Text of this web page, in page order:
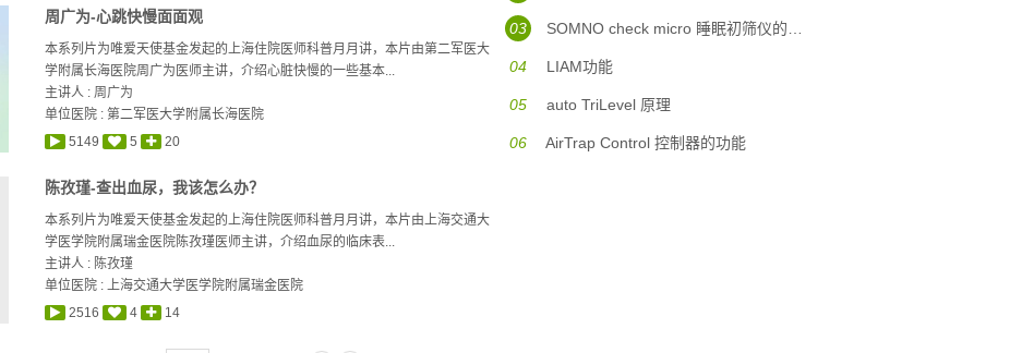
周广为-心跳快慢面面观
本系列片为唯爱天使基金发起的上海住院医师科普月月讲，本片由第二军医大
学附属长海医院周广为医师主讲，介绍心脏快慢的一些基本...
主讲人 : 周广为
单位医院 : 第二军医大学附属长海医院
5149
5 20
陈孜瑾-查出血尿，我该怎么办？
本系列片为唯爱天使基金发起的上海住院医师科普月月讲，本片由上海交通大
学医学院附属瑞金医院陈孜瑾医师主讲，介绍血尿的临床表...
主讲人 : 陈孜瑾
单位医院 : 上海交通大学医学院附属瑞金医院
2516
4 14
03 SOMNO check micro 睡眠初筛仪的使用
04 LIAM功能
05 auto TriLevel 原理
06 AirTrap Control 控制器的功能